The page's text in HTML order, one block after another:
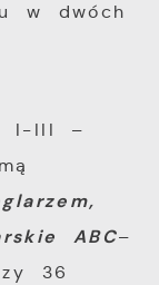
w dwóch
III –
ABC–
36